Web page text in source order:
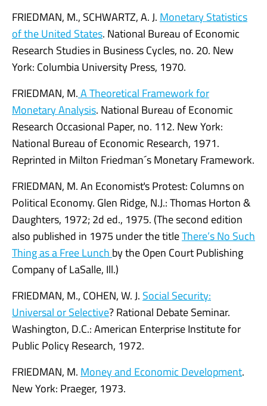
FRIEDMAN, M., SCHWARTZ, A. J. Monetary Statistics
of the United States. National Bureau of Economic
Research Studies in Business Cycles, no. 20. New
York: Columbia University Press, 1970.
FRIEDMAN, M.A Theoretical Framework for
Monetary Analysis. National Bureau of Economic
Research Occasional Paper, no. 112. New York:
National Bureau of Economic Research, 1971.
Reprinted in Milton Friedman´s Monetary Framework.
FRIEDMAN, M. An Economisťs Protest: Columns on
Political Economy. Glen Ridge, N.J.: Thomas Horton &
Daughters, 1972; 2d ed., 1975. (The second edition
also published in 1975 under the titleThere’s No Such
Thing as a Free Lunch by the Open Court Publishing
Company of LaSalle, Ill.)
FRIEDMAN, M., COHEN, W. J. Social Security:
Universal or Selective? Rational Debate Seminar.
Washington, D.C.: American Enterprise Institute for
Public Policy Research, 1972.
FRIEDMAN, M. Money and Economic Development.
New York: Praeger, 1973.